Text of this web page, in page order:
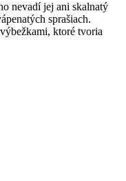
nevadí jej ani skalnatý
sprašiach.
ktoré tvoria